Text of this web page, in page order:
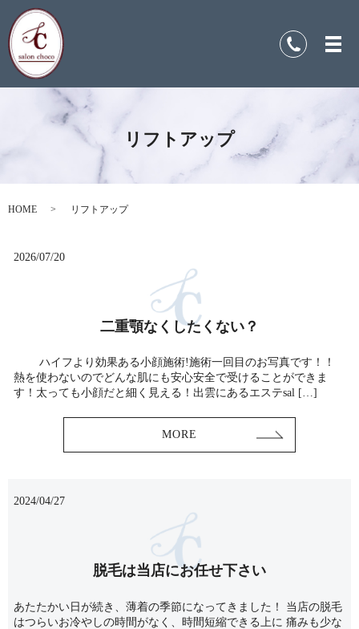
リフトアップ
HOME リフトアップ
2026/07/20
二重顎なくしたくない？
ハイフより効果ある小顔施術!施術一回目のお写真です！！
熱を使わないのでどんな肌にも安心安全で受けることができま
す！太っても小顔だと細く見える！出雲にあるエステsal […]
MORE
2024/04/27
脱毛は当店にお任せ下さい
あたたかい日が続き、薄着の季節になってきました！ 当店の脱毛
はつらいお冷やしの時間がなく、時間短縮できる上に 痛みも少な